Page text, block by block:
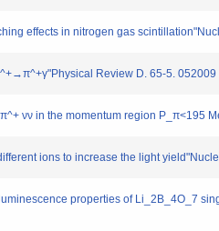
effects in nitrogen gas
Review D. 65-5. 052009
νν in the momentum region P_π<195
ions to increase the light
properties of Li_2B_4O_7